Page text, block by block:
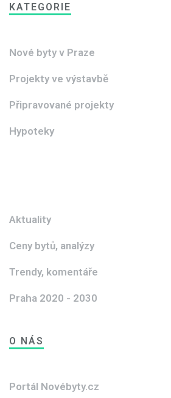
KATEGORIE
Nové byty v Praze
Projekty ve výstavbě
Připravované projekty
Hypoteky
Aktuality
Ceny bytů, analýzy
Trendy, komentáře
Praha 2020 - 2030
O NÁS
Portál Novébyty.cz